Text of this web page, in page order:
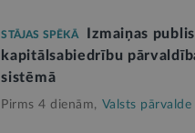
STĀJAS SPĒKĀ
Izmaiņas
kapitālsabiedrību
sistēmā
Pirms 4 dienām, Valsts pārvalde